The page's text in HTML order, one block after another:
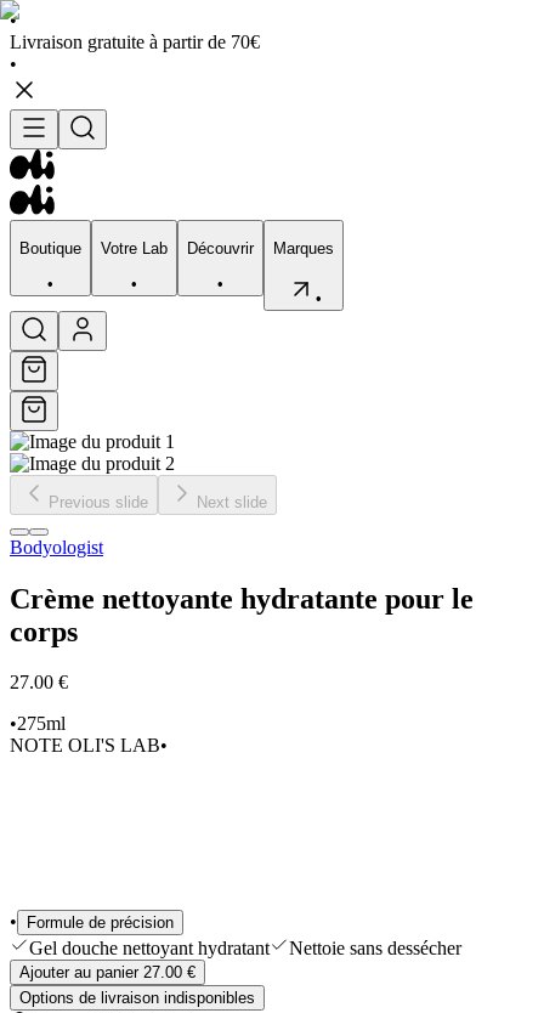
•
Livraison gratuite à partir de 70€
•
Boutique
•
Votre Lab
•
Découvrir
•
Marques
•
Boutique
•
Votre Lab
Visage
Shop All
Previous slide Next slide
Bodyologist
Crème nettoyante hydratante pour le
corps
27.00 €
•275ml
NOTE OLI'S LAB•
• Formule de précision
Gel douche nettoyant hydratant Nettoie sans dessécher
Ajouter au panier 27.00 €
Options de livraison indisponibles